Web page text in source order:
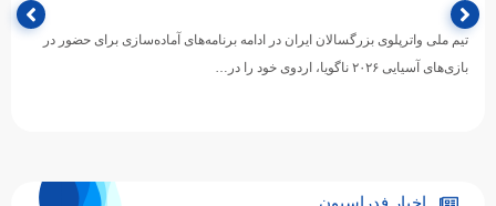
تیم ملی واترپلوی بزرگسالان ایران در ادامه برنامه‌های آماده‌سازی برای حضور در
بازی‌های آسیایی ۲۰۲۶ ناگویا، اردوی خود را در…